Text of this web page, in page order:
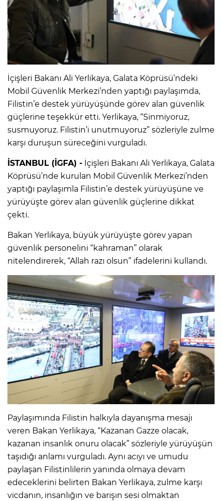
İçişleri Bakanı Ali Yerlikaya, Galata Köprüsü’ndeki
Mobil Güvenlik Merkezi’nden yaptığı paylaşımda,
Filistin’e destek yürüyüşünde görev alan güvenlik
güçlerine teşekkür etti. Yerlikaya, “Sinmiyoruz,
susmuyoruz. Filistin’i unutmuyoruz” sözleriyle zulme
karşı duruşun süreceğini vurguladı.
İSTANBUL (İGFA) - İçişleri Bakanı Ali Yerlikaya, Galata
Köprüsü’nde kurulan Mobil Güvenlik Merkezi’nden
yaptığı paylaşımla Filistin’e destek yürüyüşüne ve
yürüyüşte görev alan güvenlik güçlerine dikkat
çekti.
Bakan Yerlikaya, büyük yürüyüşte görev yapan
güvenlik personelini “kahraman” olarak
nitelendirerek, “Allah razı olsun” ifadelerini kullandı.
Paylaşımında Filistin halkıyla dayanışma mesajı
veren Bakan Yerlikaya, “Kazanan Gazze olacak,
kazanan insanlık onuru olacak” sözleriyle yürüyüşün
taşıdığı anlamı vurguladı. Aynı acıyı ve umudu
paylaşan Filistinlilerin yanında olmaya devam
edeceklerini belirten Bakan Yerlikaya, zulme karşı
vicdanın, insanlığın ve barışın sesi olmaktan